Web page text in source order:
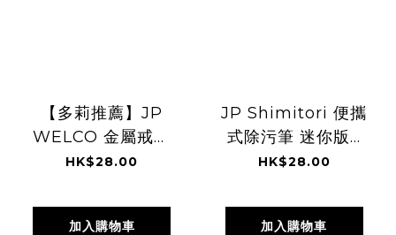
【多莉推薦】JP
WELCO 金屬戒指
拋光布 2塊入 3493
HK$28.00
加入購物車
JP Shimitori 便攜
式除污筆 迷你版3
支 5801
HK$28.00
加入購物車